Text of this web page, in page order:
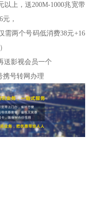
上，送200M-1000兆宽带
，
需两个号码低消费38元+16
送影视会员一个
携号转网办理